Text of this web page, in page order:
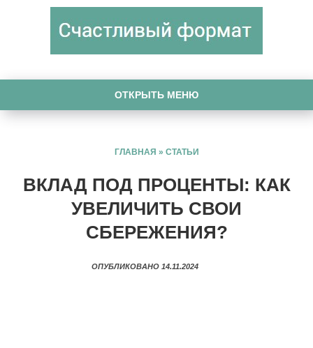
ОТКРЫТЬ МЕНЮ
ГЛАВНАЯ » СТАТЬИ
ВКЛАД ПОД ПРОЦЕНТЫ: КАК
УВЕЛИЧИТЬ СВОИ
СБЕРЕЖЕНИЯ?
ОПУБЛИКОВАНО 14.11.2024